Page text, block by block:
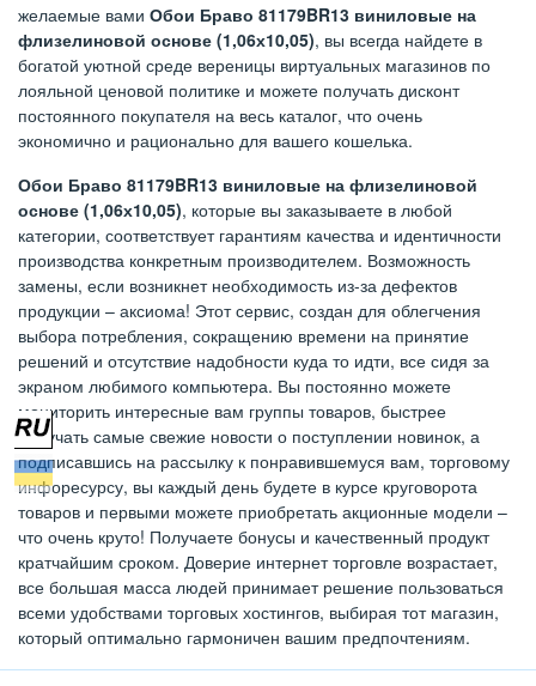
желаемые вами Обои Браво 81179BR13 виниловые на
флизелиновой основе (1,06х10,05), вы всегда найдете в
богатой уютной среде вереницы виртуальных магазинов по
лояльной ценовой политике и можете получать дисконт
постоянного покупателя на весь каталог, что очень
экономично и рационально для вашего кошелька.
Обои Браво 81179BR13 виниловые на флизелиновой
основе (1,06х10,05), которые вы заказываете в любой
категории, соответствует гарантиям качества и идентичности
производства конкретным производителем. Возможность
замены, если возникнет необходимость из-за дефектов
продукции – аксиома! Этот сервис, создан для облегчения
выбора потребления, сокращению времени на принятие
решений и отсутствие надобности куда то идти, все сидя за
экраном любимого компьютера. Вы постоянно можете
мониторить интересные вам группы товаров, быстрее
получать самые свежие новости о поступлении новинок, а
подписавшись на рассылку к понравившемуся вам, торговому
инфоресурсу, вы каждый день будете в курсе круговорота
товаров и первыми можете приобретать акционные модели –
что очень круто! Получаете бонусы и качественный продукт
кратчайшим сроком. Доверие интернет торговле возрастает,
все большая масса людей принимает решение пользоваться
всеми удобствами торговых хостингов, выбирая тот магазин,
который оптимально гармоничен вашим предпочтениям.